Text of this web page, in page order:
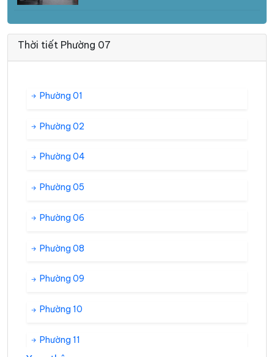
Thời tiết Phường 07
Phường 01
Phường 02
Phường 04
Phường 05
Phường 06
Phường 08
Phường 09
Phường 10
Phường 11